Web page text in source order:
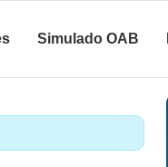
Simulado OAB